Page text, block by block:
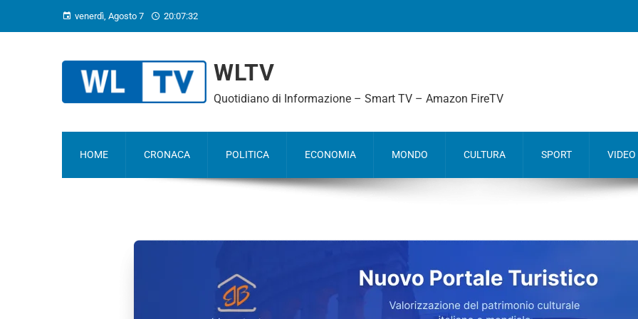
venerdì, Agosto 7 20:07:33
WLTV
Quotidiano di Informazione – Smart TV – Amazon FireTV
HOME CRONACA POLITICA ECONOMIA MONDO CULTURA SPORT VIDEO